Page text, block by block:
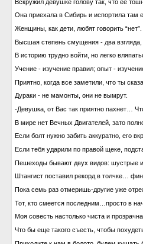
Вскружил девушке голову так, что ее
Она приехала в Сибирь и испортила там
Женщины, как дети, любят говорить
Высшая степень смущения - два
В историю трудно войти, но легко
Учение - изучение правил; опыт -
Приятно, когда все заметили, что ты
Дураки - не мамонты, они не вымрут.
-Девушка, от Вас так приятно пахнет…
В мире нет Вечных Двигателей, зато
Eсли болт нужно забить аккуратно, его
Если тебя ударили по правой щеке,
Пешеходы бывают двух видов: шустрые
Штангист поставил рекорд в толчке…
Пока семь раз отмеришь-другие уже
Тот, кто смеется последним…просто в
Моя совесть настолько чиста и
Что бы еще такого съесть, чтобы